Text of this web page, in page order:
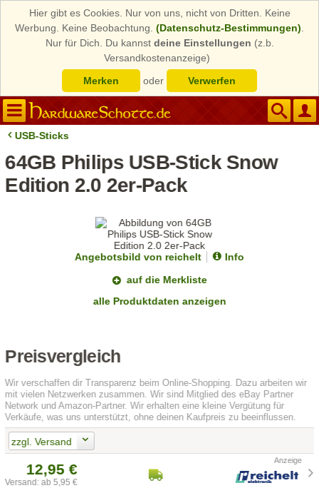
Hier gibt es Cookies. Nur von uns, nicht von Dritten. Keine
Werbung. Keine Beobachtung. (Datenschutz-Bestimmungen)
Nur für Dich. Du kannst deine Einstellungen (z.b.
Versandkostenanzeige)
Merken
oder Verwerfen
USB-Sticks
64GB Philips USB-Stick Snow
Edition 2.0 2er-Pack
Angebotsbild von reichelt
Info
auf die Merkliste
alle Produktdaten anzeigen
Preisvergleich
Wir verschaffen dir Transparenz beim Online-Shopping. Dazu arbeiten wir
mit vielen Netzwerken zusammen. Wir sind Mitglied des eBay Partner
Network und Amazon-Partner. Wir erhalten eine kleine Vergütung für
Verkäufe, was uns unterstützt, ohne deinen Kaufpreis zu beeinflussen.
zzgl. Versand
12,95 €
Versand: ab 5,95 €